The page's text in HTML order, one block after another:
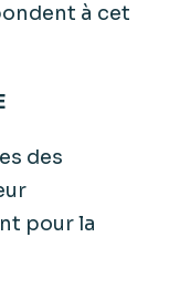
à cet
des
pour la